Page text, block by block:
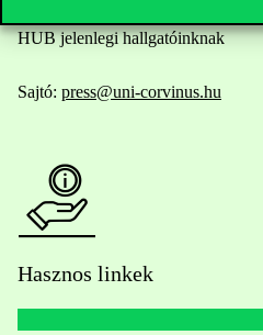
HUB jelenlegi hallgatóinknak
Sajtó: press@uni-corvinus.hu
Hasznos linkek